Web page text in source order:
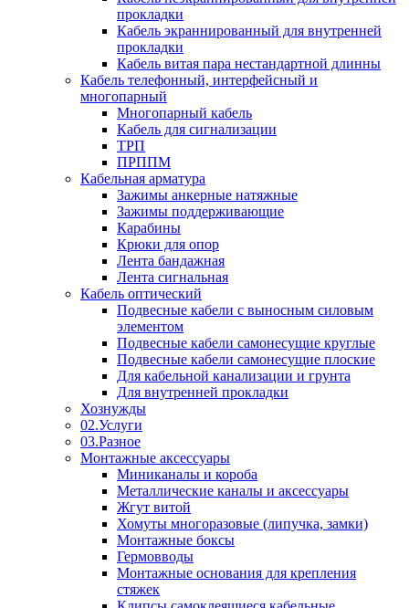
прокладки
Кабель экраннированный для внутренней
прокладки
Кабель витая пара нестандартной длинны
Кабель телефонный, интерфейсный и
многопарный
Многопарный кабель
Кабель для сигнализации
ТРП
ПРППМ
Кабельная арматура
Зажимы анкерные натяжные
Зажимы поддерживающие
Карабины
Крюки для опор
Лента бандажная
Лента сигнальная
Кабель оптический
Подвесные кабели с выносным силовым
элементом
Подвесные кабели самонесущие круглые
Подвесные кабели самонесущие плоские
Для кабельной канализации и грунта
Для внутренней прокладки
Хознужды
02.Услуги
03.Разное
Монтажные аксессуары
Миниканалы и короба
Металлические каналы и аксессуары
Жгут витой
Хомуты многоразовые (липучка, замки)
Монтажные боксы
Гермовводы
Монтажные основания для крепления
стяжек